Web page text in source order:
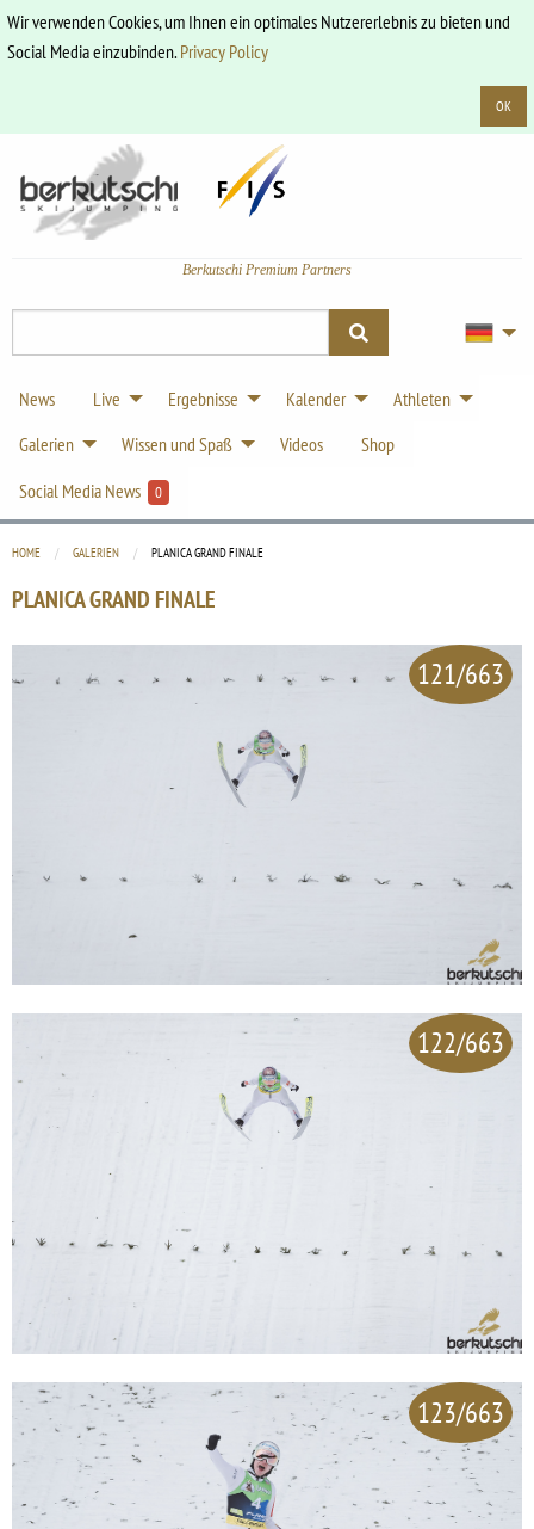
Wir verwenden Cookies, um Ihnen ein optimales Nutzererlebnis zu bieten und
Social Media einzubinden.Privacy Policy
OK
Berkutschi Premium Partners
News Live Ergebnisse Kalender
Athleten
Galerien
Wissen und Spaß Videos
Shop
Social Media News
0
HOME GALERIEN CURRENT:
PLANICA GRAND FINALE
PLANICA GRAND FINALE
121/663
122/663
123/663